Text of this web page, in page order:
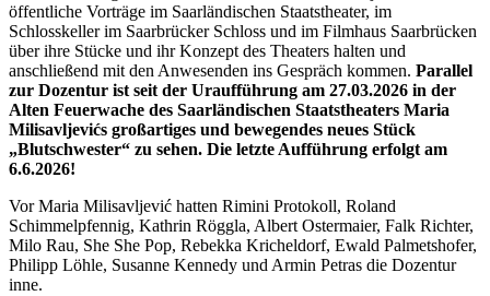
öffentliche Vorträge im Saarländischen Staatstheater, im
Schlosskeller im Saarbrücker Schloss und im Filmhaus Saarbrücken
über ihre Stücke und ihr Konzept des Theaters halten und
anschließend mit den Anwesenden ins Gespräch kommen. Parallel
zur Dozentur ist seit der Uraufführung am 27.03.2026 in der
Alten Feuerwache des Saarländischen Staatstheaters Maria
Milisavljevićs großartiges und bewegendes neues Stück
„Blutschwester“ zu sehen. Die letzte Aufführung erfolgt am
6.6.2026!
Vor Maria Milisavljević hatten Rimini Protokoll, Roland
Schimmelpfennig, Kathrin Röggla, Albert Ostermaier, Falk Richter,
Milo Rau, She She Pop, Rebekka Kricheldorf, Ewald Palmetshofer,
Philipp Löhle, Susanne Kennedy und Armin Petras die Dozentur
inne.